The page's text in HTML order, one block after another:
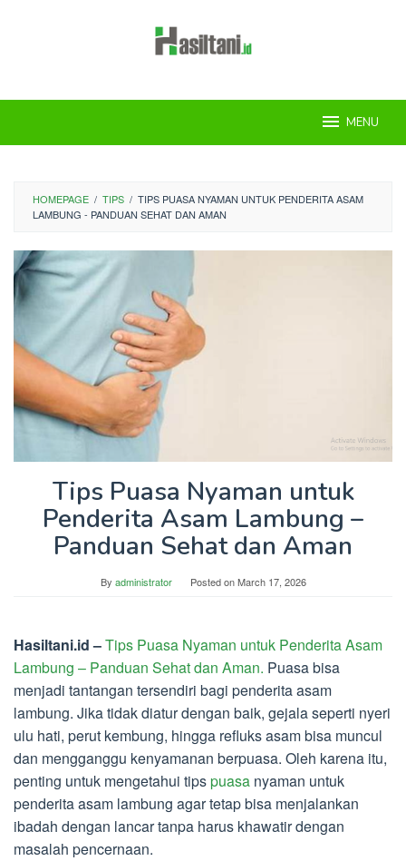
MENU
HOMEPAGE / TIPS / TIPS PUASA NYAMAN UNTUK PENDERITA ASAM
LAMBUNG - PANDUAN SEHAT DAN AMAN
Tips Puasa Nyaman untuk
Penderita Asam Lambung –
Panduan Sehat dan Aman
By administrator Posted onMarch 17, 2026
Hasiltani.id –Tips Puasa Nyaman untuk Penderita Asam
Lambung – Panduan Sehat dan Aman. Puasa bisa
menjadi tantangan tersendiri bagi penderita asam
lambung. Jika tidak diatur dengan baik, gejala seperti nyeri
ulu hati, perut kembung, hingga refluks asam bisa muncul
dan mengganggu kenyamanan berpuasa. Oleh karena itu,
penting untuk mengetahui tipspuasa nyaman untuk
penderita asam lambung agar tetap bisa menjalankan
ibadah dengan lancar tanpa harus khawatir dengan
masalah pencernaan.